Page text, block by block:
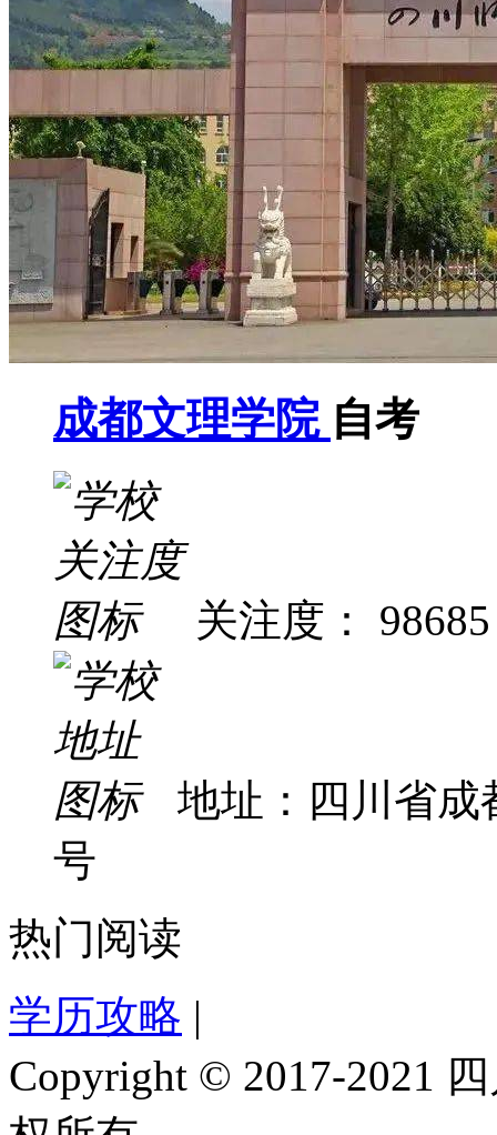
成都文理学院 自考
关注度： 98685
地址：四川省成
号
热门阅读
学历攻略 |
Copyright © 2017-2021